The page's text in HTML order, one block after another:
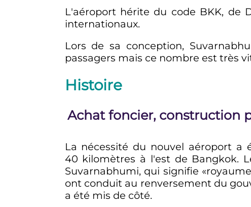
L'aéroport hérite du code BKK, de
internationaux.
Lors de sa conception,
passagers mais ce nombre est très
Histoire
Achat foncier, construction
La nécessité du nouvel aéroport a
40 kilomètres à l'est de Bangkok.
Suvarnabhumi, qui signifie
ont conduit au renversement du
a été mis de côté.